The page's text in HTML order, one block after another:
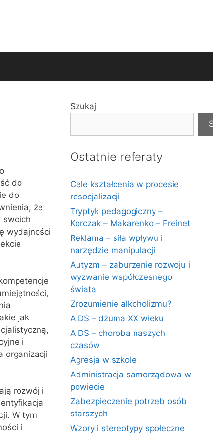
do
do
że
swoich
wydajności
jak
i
organizacji
rozwój i
W tym
i
Szukaj
Ostatnie referaty
Cele kształcenia w procesie
resocjalizacji
Tryptyk pedagogiczny –
Korczak – Makarenko – Freinet
Reklama – siła wpływu i
narzędzie manipulacji
Autyzm – zaburzenie rozwoju i
wyzwanie współczesnego
świata
Zrozumienie alkoholizmu?
AIDS – dżuma XX wieku
AIDS – choroba naszych
czasów
Agresja w szkole
Administracja samorządowa w
powiecie
Zabezpieczenie potrzeb osób
starszych
Wzory i stereotypy społeczne